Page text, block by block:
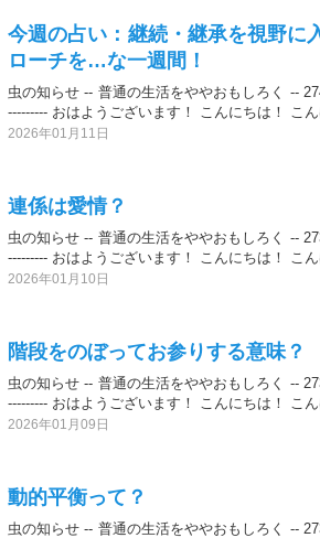
今週の占い：継続・継承を視野に
ローチを…な一週間！
虫の知らせ -- 普通の生活をややおもしろく --
--------- おはようございます！ こんにちは！ こ
2026年01月11日
連係は愛情？
虫の知らせ -- 普通の生活をややおもしろく --
--------- おはようございます！ こんにちは！ こ
2026年01月10日
階段をのぼってお参りする意味？
虫の知らせ -- 普通の生活をややおもしろく --
--------- おはようございます！ こんにちは！ こ
2026年01月09日
動的平衡って？
虫の知らせ -- 普通の生活をややおもしろく --